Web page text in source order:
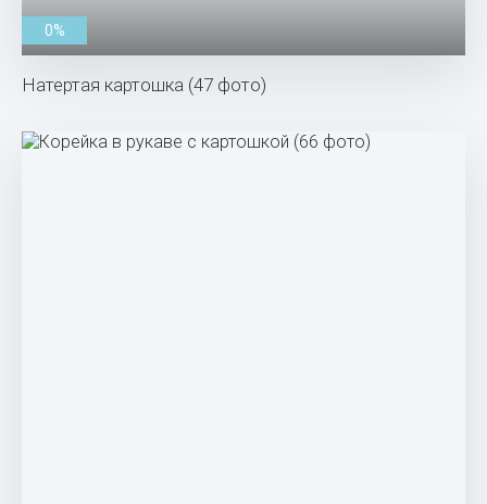
0%
Натертая картошка (47 фото)